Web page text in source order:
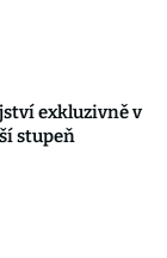
exkluzivně v
stupeň